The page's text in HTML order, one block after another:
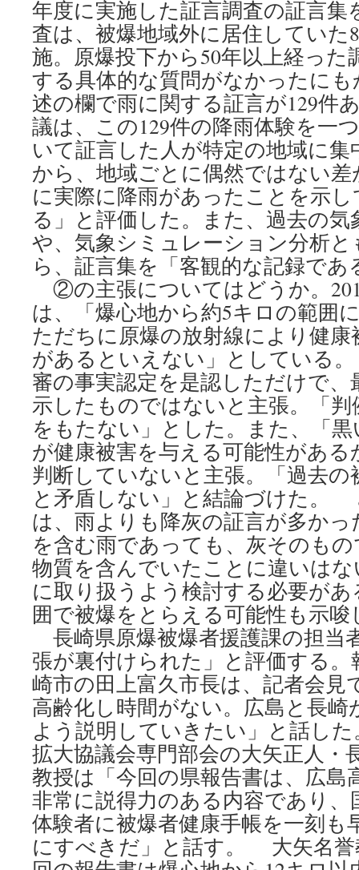
年度に実施した証言調査の証言
査は、被爆地域外に居住していた
施。原爆投下から50年以上経った
する具体的な質問がなかったに
述の欄で雨に関する証言が129
議は、この129件の降雨体験を一
いて証言した人が特定の地域に
から、地域ごとに偶然ではない
に実際に降雨があったことを示
る」と評価した。また、過去の
や、気象シミュレーション分析
ら、証言集を「客観的な記録で
②の主張についてはどうか。
は、「爆心地から約5キロの範囲
ただちに原爆の放射線により健
があるといえない」としている
審の事実認定を是認しただけで、
示したものではないと主張。「
をもたない」とした。また、「
が健康被害を与える可能性があ
判断していないと主張。「過去の
と矛盾しない」と結論づけた。
は、雨よりも降灰の証言が多か
を含む雨であっても、灰そのも
物質を含んでいたことに違いは
に取り扱うよう検討する必要が
囲で被爆をとらえる可能
長崎県原爆被爆者援護課の担当
張が裏付けられた」と評価する
崎市の田上富久市長は、記者会見
高齢化し時間がない。広島と長
よう説明していきたい」と話し
拡大協議会専門部会の大矢正人・
教授は「今回の県報告書は、広島
非常に説得力のある内容であり、
体験者に被爆者健康手帳を一刻も
にすべきだ」と話す。 大矢名誉